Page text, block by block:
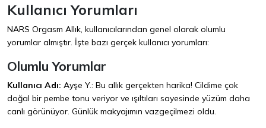
Kullanıcı Yorumları
NARS Orgasm Allık, kullanıcılarından genel olarak olumlu
yorumlar almıştır. İşte bazı gerçek kullanıcı yorumları:
Olumlu Yorumlar
Kullanıcı Adı: Ayşe Y.: Bu allık gerçekten harika! Cildime çok
doğal bir pembe tonu veriyor ve ışıltıları sayesinde yüzüm daha
canlı görünüyor. Günlük makyajımın vazgeçilmezi oldu.